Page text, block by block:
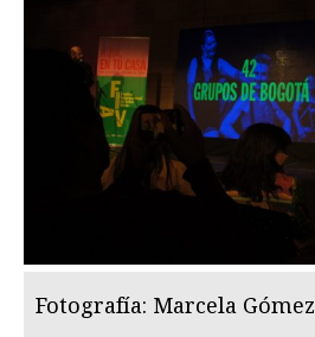
Fotografía: Marcela Gómez